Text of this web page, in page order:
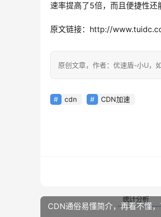
速率提高了5倍，而且便捷性还
原文链接：http://
原创文章，作者：优速盾-小U
cdn CDN加速
CDN通俗易懂简介，再看不懂